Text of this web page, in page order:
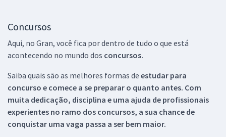
Concursos
Aqui, no Gran, você fica por dentro de tudo o que está
acontecendo no mundo dos concursos.
Saiba quais são as melhores formas de estudar para
concurso e comece a se preparar o quanto antes. Com
muita dedicação, disciplina e uma ajuda de profissionais
experientes no ramo dos concursos, a sua chance de
conquistar uma vaga passa a ser bem maior.